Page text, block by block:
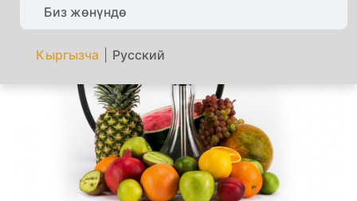
Биз жөнүндө
Кыргызча Русский